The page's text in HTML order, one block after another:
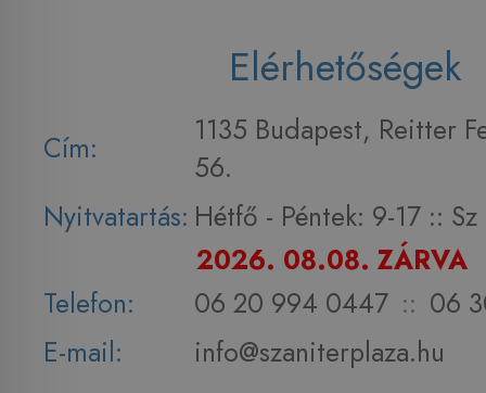
Elérhetőségek
Cím:
1135 Budapest, Reitter
56.
Nyitvatartás: Hétfő - Péntek: 9-17 :: Sz
2026. 08.08. ZÁRVA
Telefon:
06 20 994 0447 :: 06
E-mail:
info@szaniterplaza.hu